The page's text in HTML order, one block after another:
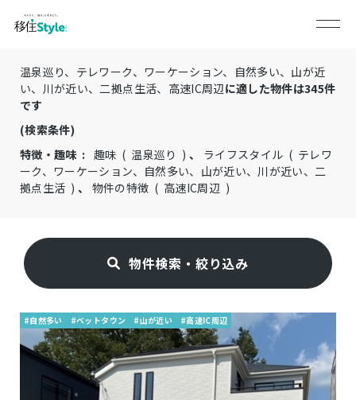
温泉巡り、テレワーク、ワーケーション、自然多い、山が近
い、川が近い、二拠点生活、高速IC周辺に適した物件は345件
です
(検索条件)
特徴・趣味 : 趣味 ( 温泉巡り )、 ライフスタイル ( テレワ
ーク、ワーケーション、自然多い、山が近い、川が近い、二
拠点生活 ) 、 物件の特徴 ( 高速IC周辺 )
物件検索・絞り込み
#自然多い #ベットタウン #山が近い #高速IC周辺